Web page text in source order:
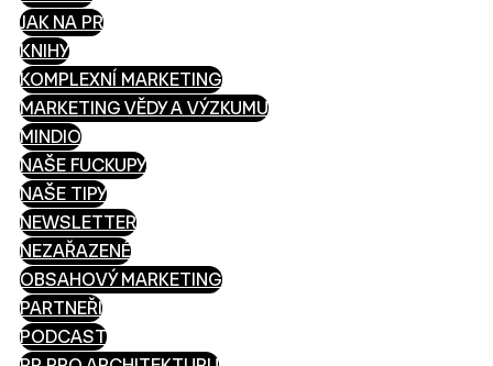
JAK NA PR
KNIHY
KOMPLEXNÍ MARKETING
MARKETING VĚDY A VÝZKUMU
MINDIO
NAŠE FUCKUPY
NAŠE TIPY
NEWSLETTER
NEZAŘAZENÉ
OBSAHOVÝ MARKETING
PARTNEŘI
PODCAST